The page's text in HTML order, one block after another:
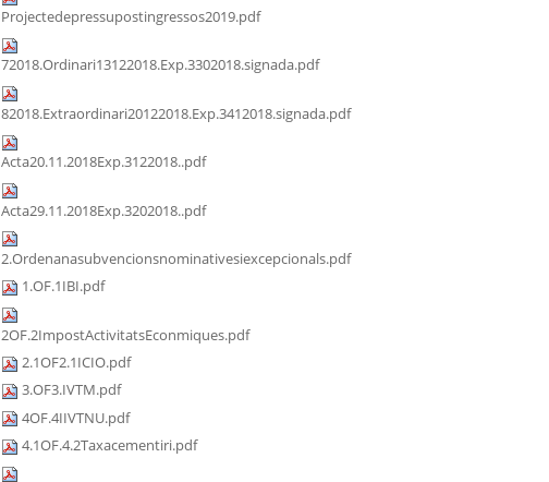
Projectedepressupostingressos2019.pdf
72018.Ordinari13122018.Exp.3302018.signada.pdf
82018.Extraordinari20122018.Exp.3412018.signada.pdf
Acta20.11.2018Exp.3122018..pdf
Acta29.11.2018Exp.3202018..pdf
2.Ordenanasubvencionsnominativesiexcepcionals.pdf
1.OF.1IBI.pdf
2OF.2ImpostActivitatsEconmiques.pdf
2.1OF2.1ICIO.pdf
3.OF3.IVTM.pdf
4OF.4IIVTNU.pdf
4.1OF.4.2Taxacementiri.pdf